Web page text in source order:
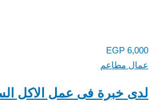
EGP 6,000
عمال مطاعم
لدى خبرة فى عمل الاكل